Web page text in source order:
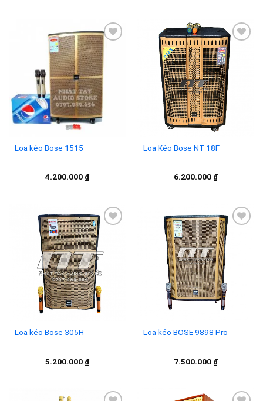
Add to
wishlist
Loa kéo Bose 1515
4.200.000 ₫
Add to
wishlist
Loa Kéo Bose NT 18F
6.200.000 ₫
Add to
wishlist
Loa kéo Bose 305H
5.200.000 ₫
wishlist
Loa kéo BOSE 9898 Pro
7.500.000 ₫